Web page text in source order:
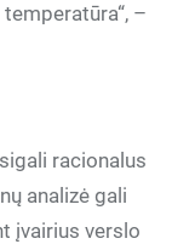
–
racionalus
analizė gali
įvairius verslo